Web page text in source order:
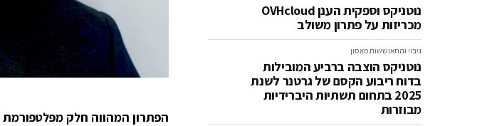
נוטניקס וספקית הענן OVHcloud
מכריזות על פתרון משולב
גיבוי והתאוששות מאסון
נוטניקס הוצבה ברביע המובילות
בדוח ריבוע הקסם של גרטנר לשנת
2025 בתחום תשתיות היברידיות
מבוזרות
הפתרון המהווה חלק מפלטפורמת